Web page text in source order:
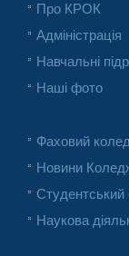
Про КРОК
Адміністрація
Навчальні
Наші фото
Фаховий
Новини
Студентський
Наукова